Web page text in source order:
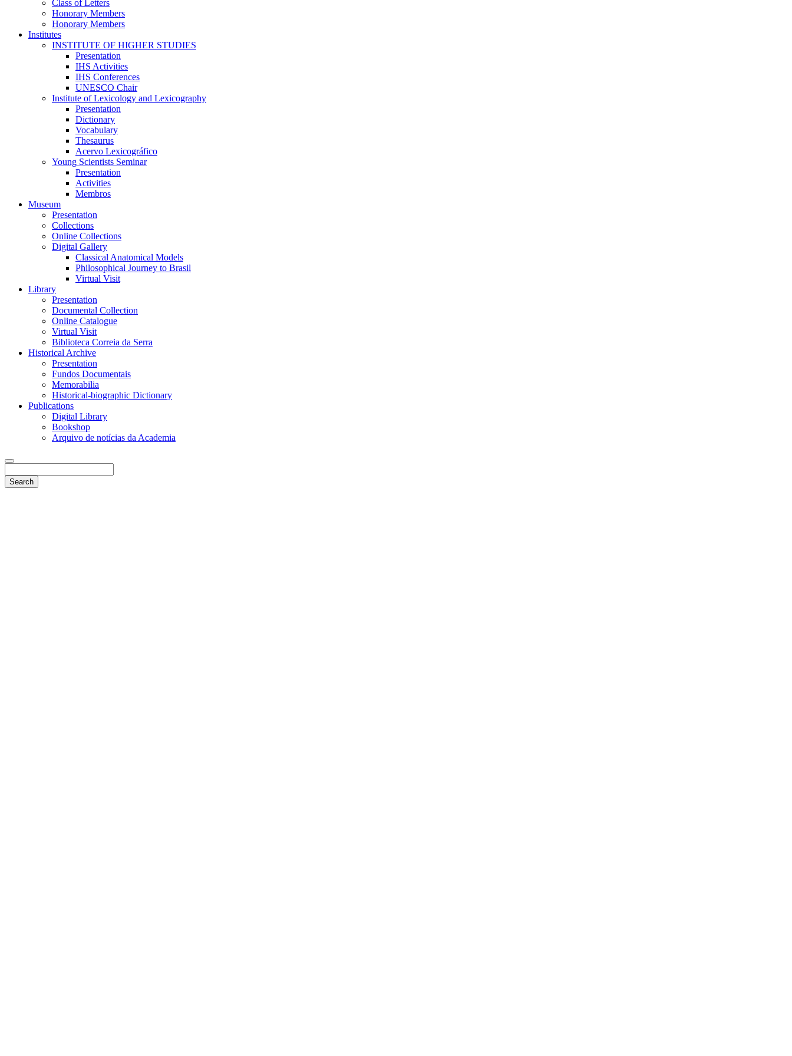
Class of Letters
Honorary Members
Honorary Members
Institutes
INSTITUTE OF HIGHER STUDIES
Presentation
IHS Activities
IHS Conferences
UNESCO Chair
Institute of Lexicology and Lexicography
Presentation
Dictionary
Vocabulary
Thesaurus
Acervo Lexicográfico
Young Scientists Seminar
Presentation
Activities
Membros
Museum
Presentation
Collections
Online Collections
Digital Gallery
Classical Anatomical Models
Philosophical Journey to Brasil
Virtual Visit
Library
Presentation
Documental Collection
Online Catalogue
Virtual Visit
Biblioteca Correia da Serra
Historical Archive
Presentation
Fundos Documentais
Memorabilia
Historical-biographic Dictionary
Publications
Digital Library
Bookshop
Arquivo de notícias da Academia